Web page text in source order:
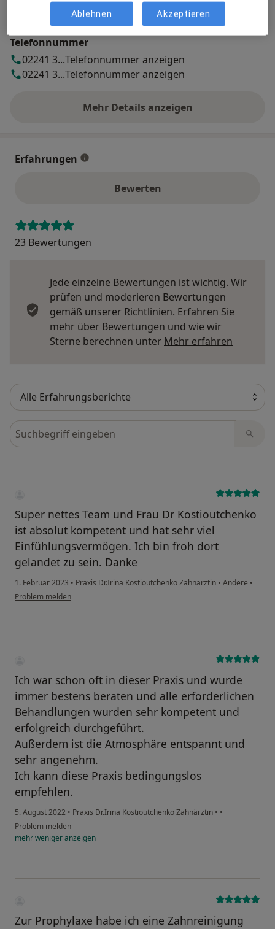
Telefonnummer
02241 3...Telefonnummer anzeigen
02241 3...Telefonnummer anzeigen
Mehr Details anzeigen
über die Adresse
Erfahrungen
Bewerten
23 Bewertungen
Jede einzelne Bewertungen ist wichtig. Wir
prüfen und moderieren Bewertungen
gemäß unserer Richtlinien. Erfahren Sie
mehr über Bewertungen und wie wir
Sterne berechnen unter Mehr erfahren
Bewertungen durchsuchen
Super nettes Team und Frau Dr Kostioutchenko
ist absolut kompetent und hat sehr viel
Einfühlungsvermögen. Ich bin froh dort
gelandet zu sein. Danke
1. Februar 2023 • Praxis Dr.Irina Kostioutchenko Zahnärztin • Andere •
Problem melden
Ich war schon oft in dieser Praxis und wurde
immer bestens beraten und alle erforderlichen
Behandlungen wurden sehr kompetent und
erfolgreich durchgeführt.
Außerdem ist die Atmosphäre entspannt und
sehr angenehm.
Ich kann diese Praxis bedingungslos
empfehlen.
5. August 2022 • Praxis Dr.Irina Kostioutchenko Zahnärztin • •
Problem melden
mehrwenigeranzeigen
Zur Prophylaxe habe ich eine Zahnreinigung
Ablehnen Akzeptieren